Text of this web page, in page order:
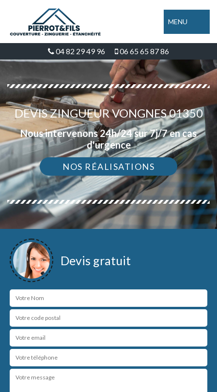
MENU
04 82 29 49 96 06 65 65 87 86
DEVIS ZINGUEUR VONGNES 01350
Nous intervenons 24h/24 sur 7j/7 en cas
d'urgence
NOS RÉALISATIONS
Devis gratuit